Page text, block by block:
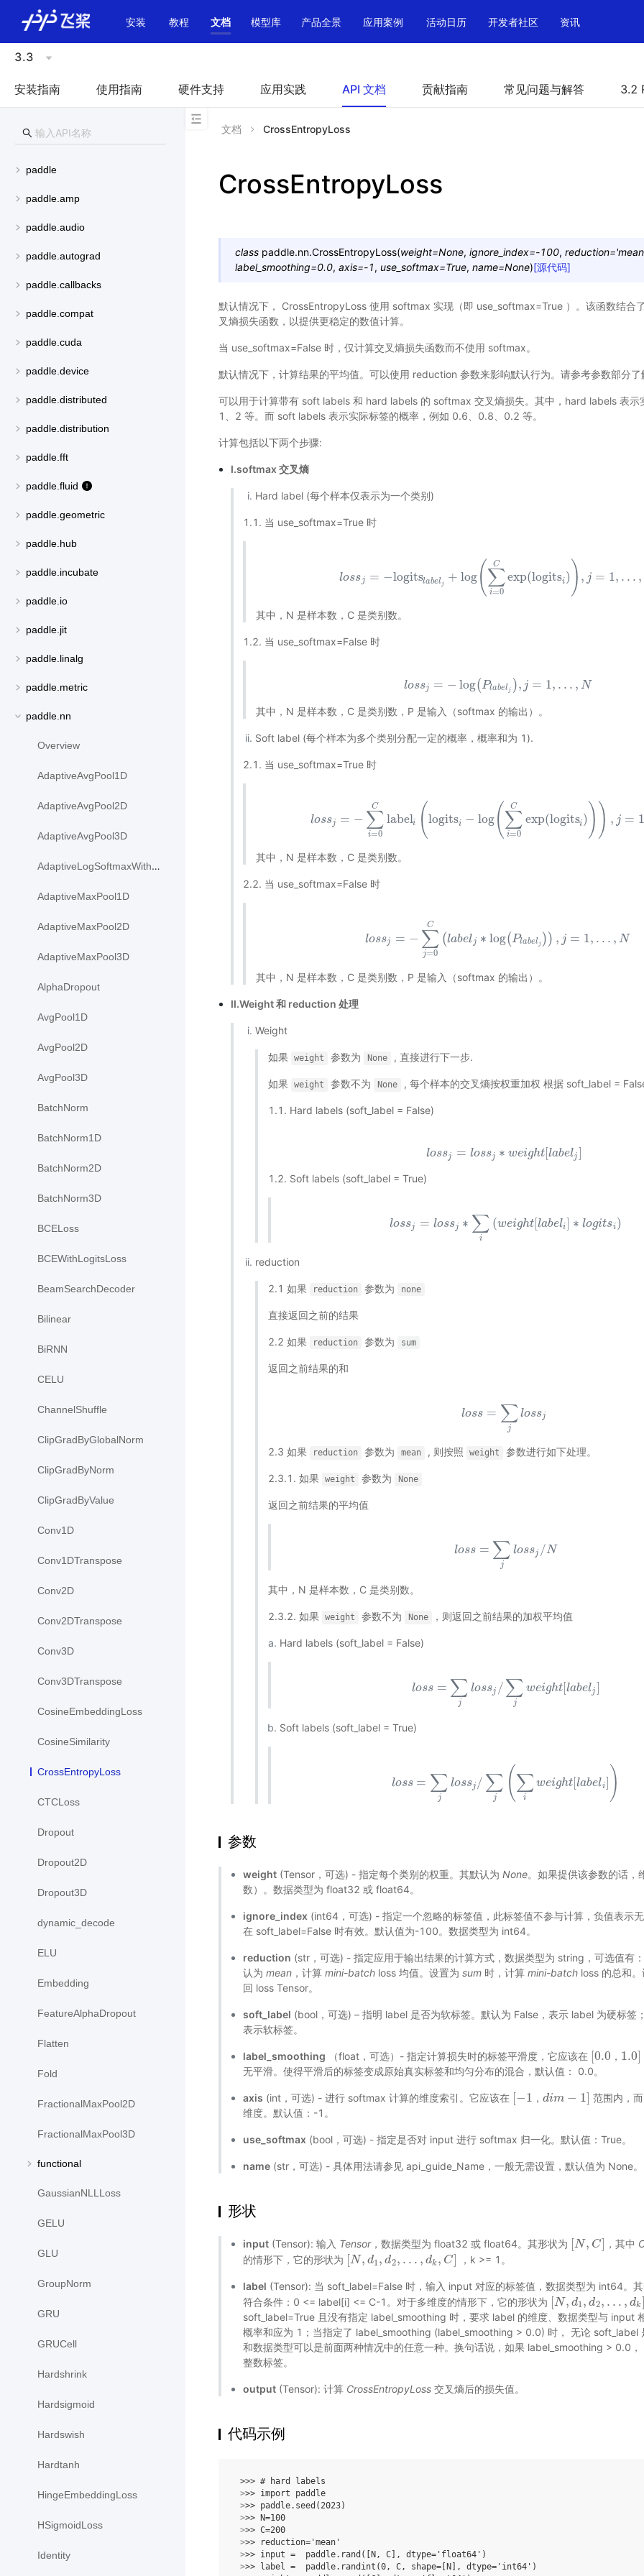
安装 教程 文档 模型库 产品全景 应用案例 活动日历 开发者社区 资讯
3.3
安装指南 使用指南 硬件支持 应用实践 API 文档 贡献指南 常见问题与解答 3.2
paddle
paddle.amp
paddle.audio
paddle.autograd
paddle.callbacks
paddle.compat
paddle.cuda
paddle.device
paddle.distributed
paddle.distribution
paddle.fft
paddle.fluid
paddle.geometric
paddle.hub
paddle.incubate
paddle.io
paddle.jit
paddle.linalg
paddle.metric
paddle.nn
Overview
AdaptiveAvgPool1D
AdaptiveAvgPool2D
AdaptiveAvgPool3D
AdaptiveLogSoftmaxWithLoss
AdaptiveMaxPool1D
AdaptiveMaxPool2D
AdaptiveMaxPool3D
AlphaDropout
AvgPool1D
AvgPool2D
AvgPool3D
BatchNorm
BatchNorm1D
BatchNorm2D
BatchNorm3D
BCELoss
BCEWithLogitsLoss
BeamSearchDecoder
Bilinear
BiRNN
CELU
ChannelShuffle
ClipGradByGlobalNorm
ClipGradByNorm
ClipGradByValue
Conv1D
Conv1DTranspose
Conv2D
Conv2DTranspose
Conv3D
Conv3DTranspose
CosineEmbeddingLoss
CosineSimilarity
CrossEntropyLoss
CTCLoss
Dropout
Dropout2D
Dropout3D
dynamic_decode
ELU
Embedding
FeatureAlphaDropout
Flatten
Fold
FractionalMaxPool2D
FractionalMaxPool3D
functional
GaussianNLLLoss
GELU
GLU
GroupNorm
GRU
GRUCell
Hardshrink
Hardsigmoid
Hardswish
Hardtanh
HingeEmbeddingLoss
HSigmoidLoss
Identity
文档 CrossEntropyLoss
CrossEntropyLoss
class paddle.nn.CrossEntropyLoss(weight=None, ignore_index=-100, reduction=
label_smoothing=0.0, axis=-1, use_softmax=True, name=None)[源代码]
默认情况下， CrossEntropyLoss 使用 softmax 实现（即 use_softmax=True ）。该函数结合
叉熵损失函数，以提供更稳定的数值计算。
当 use_softmax=False 时，仅计算交叉熵损失函数而不使用 softmax。
默认情况下，计算结果的平均值。可以使用 reduction 参数来影响默认行为。请参考参数部分了
可以用于计算带有 soft labels 和 hard labels 的 softmax 交叉熵损失。其中，hard labels 表示
1、2 等。而 soft labels 表示实际标签的概率，例如 0.6、0.8、0.2 等。
计算包括以下两个步骤:
I.softmax 交叉熵
Hard label (每个样本仅表示为一个类别)
1.1. 当 use_softmax=True 时
lossj = −logitslabel j + log(∑
i=0
C
exp(logitsi) ) , j = 1, . . . ,
log (∑i=0 exp i) ,j
其中，N 是样本数，C 是类别数。
1.2. 当 use_softmax=False 时
lossj = − log(Plabel j ), j = 1, . . . , N
log lj
其中，N 是样本数，C 是类别数，P 是输入（softmax 的输出）。
Soft label (每个样本为多个类别分配一定的概率，概率和为 1).
2.1. 当 use_softmax=True 时
lossj = − ∑
i=0
C
labeli (logitsi − log(∑
i=0
C
exp(logitsi) )) , j = 1
ossj= Clabel log( ∑i=0 exp ) ), =1
其中，N 是样本数，C 是类别数。
2.2. 当 use_softmax=False 时
lossj = − ∑
j=0
C
(labelj ∗ log(Plabel j )) , j = 1, . . . , N
=−∑ =0 C a j∗ log(P el ) = ,N
其中，N 是样本数，C 是类别数，P 是输入（softmax 的输出）。
II.Weight 和 reduction 处理
Weight
如果 weight 参数为 None , 直接进行下一步.
如果 weight 参数不为 None , 每个样本的交叉熵按权重加权 根据 soft_label =
1.1. Hard labels (soft_label = False)
lossj = lossj ∗ weight[labelj]
=lo h [l be j]
1.2. Soft labels (soft_label = True)
lossj = lossj ∗ ∑
i
(weight[labeli] ∗ logitsi)
los sj=los sj∗∑ i(weight[labeli]∗logit si)
reduction
2.1 如果 reduction 参数为 none
直接返回之前的结果
2.2 如果 reduction 参数为 sum
返回之前结果的和
loss = ∑
j
lossj
lo ss=∑j o ssj
2.3 如果 reduction 参数为 mean , 则按照 weight 参数进行如下处理。
2.3.1. 如果 weight 参数为 None
返回之前结果的平均值
loss = ∑
j
lossj /N
loss =∑ lossj/N
其中，N 是样本数，C 是类别数。
2.3.2. 如果 weight 参数不为 None ，则返回之前结果的加权平均值
Hard labels (soft_label = False)
loss = ∑
j
lossj /∑
j
weight[labelj]
lo ss=∑jlossj / ∑ weight[labelj]
Soft labels (soft_label = True)
loss = ∑
j
lossj / ∑
j (∑
i
weight[labeli] )
loss = s j/∑j(∑ iweigh ab e ])
参数
weight (Tensor，可选) - 指定每个类别的权重。其默认为None。如果提供该参数的话，
数）。数据类型为 float32 或 float64。
ignore_index (int64，可选) - 指定一个忽略的标签值，此标签值不参与计算，负值表示
在 soft_label=False 时有效。默认值为-100。数据类型为 int64。
reduction (str，可选) - 指定应用于输出结果的计算方式，数据类型为 string，可选值有
认为mean ，计算mini-batch loss 均值。设置为sum 时，计算mini-batch loss 的总和
回 loss Tensor。
soft_label (bool，可选) – 指明 label 是否为软标签。默认为 False，表示 label 为硬标签
表示软标签。
label_smoothing （float，可选）- 指定计算损失时的标签平滑度，它应该在 [0.0 ， 1.0]
[0.0 ， 1.0]
无平滑。使得平滑后的标签变成原始真实标签和均匀分布的混合，默认值： 0.0。
axis (int，可选) - 进行 softmax 计算的维度索引。它应该在 [−1 ，dim − 1]
−1， dim−1] 范围内，而
维度。默认值：-1。
use_softmax (bool，可选) - 指定是否对 input 进行 softmax 归一化。默认值：True。
name (str，可选) - 具体用法请参见api_guide_Name ，一般无需设置，默认值为 None。
形状
input (Tensor): 输入 Tensor，数据类型为 float32 或 float64。其形状为 [N, C]
[N,C] ，其中
的情形下，它的形状为 [N, d1 , d2, . . . , dk , C]
[N,d1, d 2,... ,dk, C] ，k >= 1。
label (Tensor): 当 soft_label=False 时，输入 input 对应的标签值，数据类型为 int64。
符合条件：0 <= label[i] <= C-1。对于多维度的情形下，它的形状为 [N, d1, d2, . . . , dk]
[N,d1, d 2,... ,dk]
soft_label=True 且没有指定 label_smoothing 时，要求 label 的维度、数据类型与 input
概率和应为 1；当指定了 label_smoothing (label_smoothing > 0.0) 时， 无论 soft_label
和数据类型可以是前面两种情况中的任意一种。换句话说，如果 label_smoothing > 0.0
整数标签。
output (Tensor): 计算 CrossEntropyLoss 交叉熵后的损失值。
代码示例
>>> # hard labels
>>> import paddle
>>> paddle.seed(2023)
>>> N=100
>>> C=200
>>> reduction='mean'
>>> input =  paddle.rand([N, C], dtype='float64')
>>> label =  paddle.randint(0, C, shape=[N], dtype='int64')